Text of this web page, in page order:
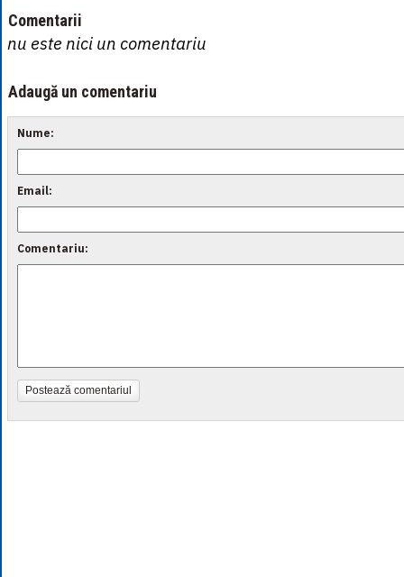
Comentarii
nu este nici un comentariu
Adaugă un comentariu
Nume:
Email:
Comentariu:
Postează comentariul